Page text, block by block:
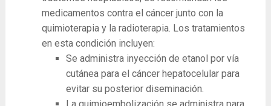
medicamentos contra el cáncer junto con la
quimioterapia y la radioterapia. Los tratamientos
en esta condición incluyen:
Se administra inyección de etanol por vía
cutánea para el cáncer hepatocelular para
evitar su posterior diseminación.